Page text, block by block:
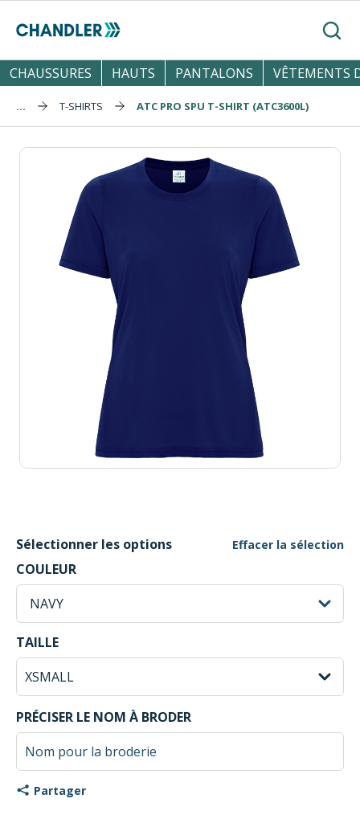
Skip to main content
CHAUSSURES
HAUTS PANTALONS VÊTEMENTS
... T-SHIRTS ATC PRO SPU T-SHIRT (ATC3600L)
Sélectionner les options Effacer la sélection
COULEURNAVY Selected
NAVY
TAILLEXSMALL Selected
PRÉCISER LE NOM À BRODER
Partager